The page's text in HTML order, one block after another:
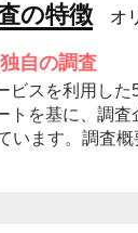
の特徴 オ
自の調査
ビスを利用した
トを基に、調査
います。調査概